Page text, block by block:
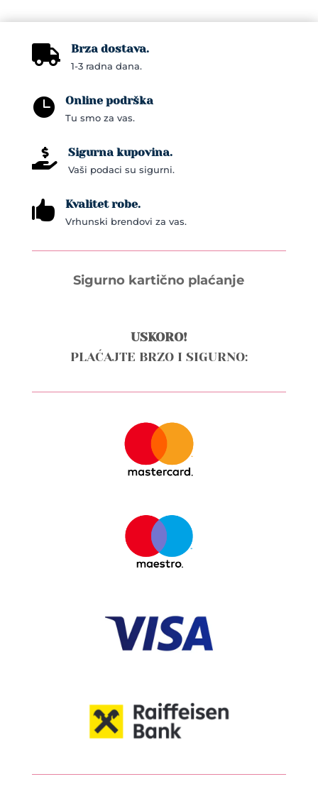
 Brza dostava.
1-3 radna dana.
 Online podrška
Tu smo za vas.
 Sigurna kupovina.
Vaši podaci su sigurni.
 Kvalitet robe.
Vrhunski brendovi za vas.
Sigurno kartično plaćanje
USKORO!
PLAĆAJTE BRZO I SIGURNO: